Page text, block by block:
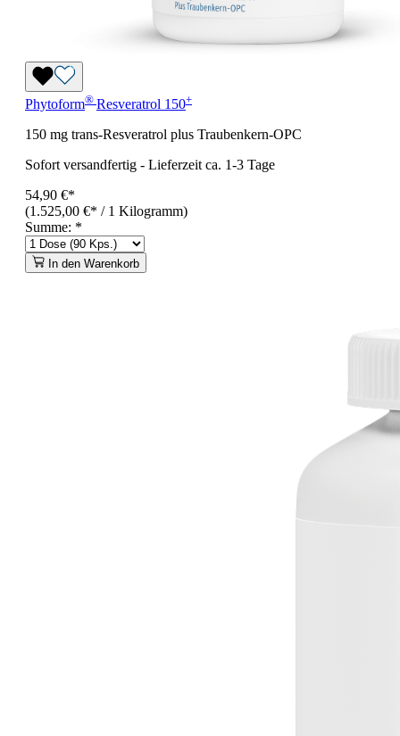
Phytoform® Resveratrol 150+
150 mg trans-Resveratrol plus Traubenkern-OPC
Sofort versandfertig - Lieferzeit ca. 1-3 Tage
54,90 €*
(1.525,00 €* / 1 Kilogramm)
Summe: *
In den Warenkorb